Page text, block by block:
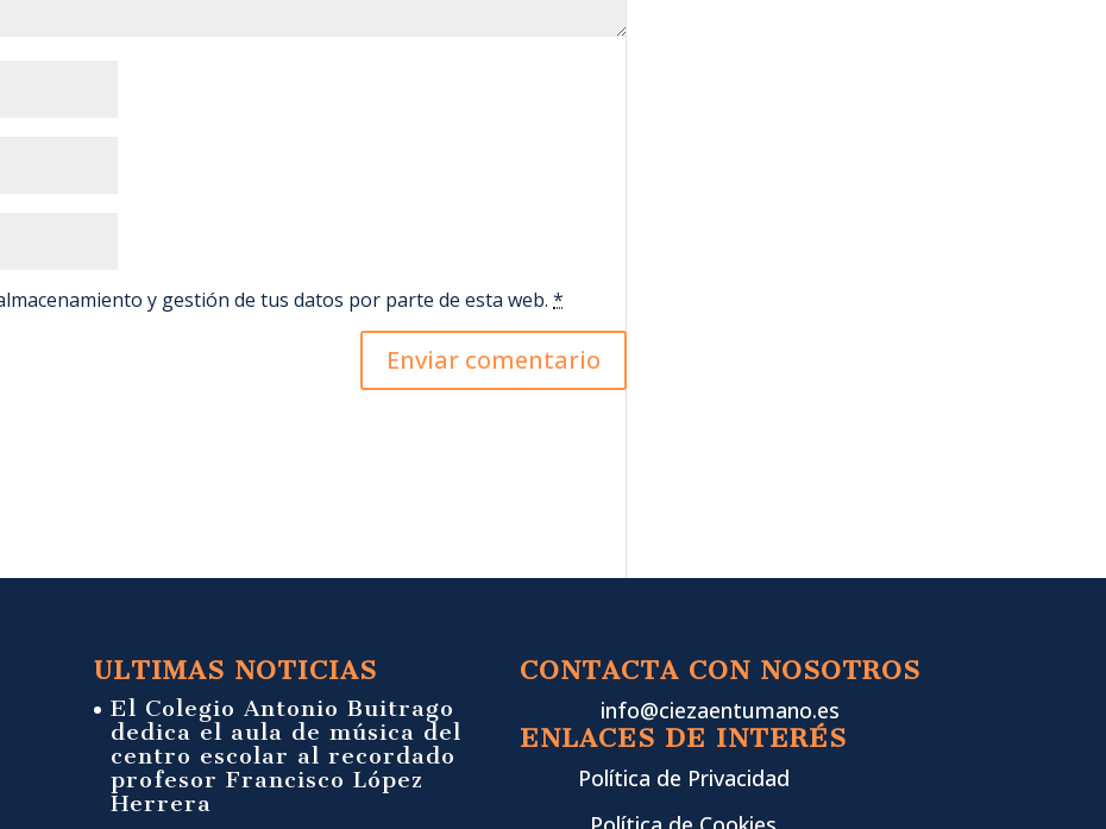
y gestión de tus datos por parte de esta web.*
ULTIMAS NOTICIAS
El Colegio Antonio Buitrago
dedica el aula de música del
centro escolar al recordado
profesor Francisco López
Herrera
CONTACTA CON NOSOTROS
info@ciezaentumano.es
ENLACES DE INTERÉS
Política de Privacidad